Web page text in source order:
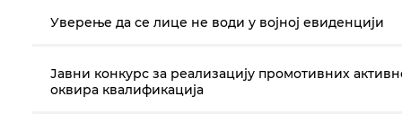
Уверење да се лице не води у војној евиденцији
Јавни конкурс за реализацију промотивних
оквира квалификација